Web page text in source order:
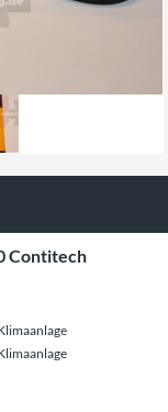
Contitech